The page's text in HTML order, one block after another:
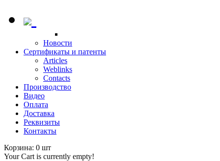
Новости
Сертификаты и патенты
Articles
Weblinks
Contacts
Производство
Видео
Оплата
Доставка
Реквизиты
Контакты
Корзина: 0 шт
Your Cart is currently empty!